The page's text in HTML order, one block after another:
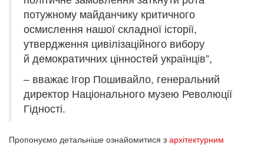
потужному майданчику критичного
осмислення нашої складної історії,
утвердження цивілізаційного вибору
й демократичних цінностей українців”,
– вважає Ігор Пошивайло, генеральний
директор Національного музею Революції
Гідності.
Пропонуємо детальніше ознайомитися з архітектурним